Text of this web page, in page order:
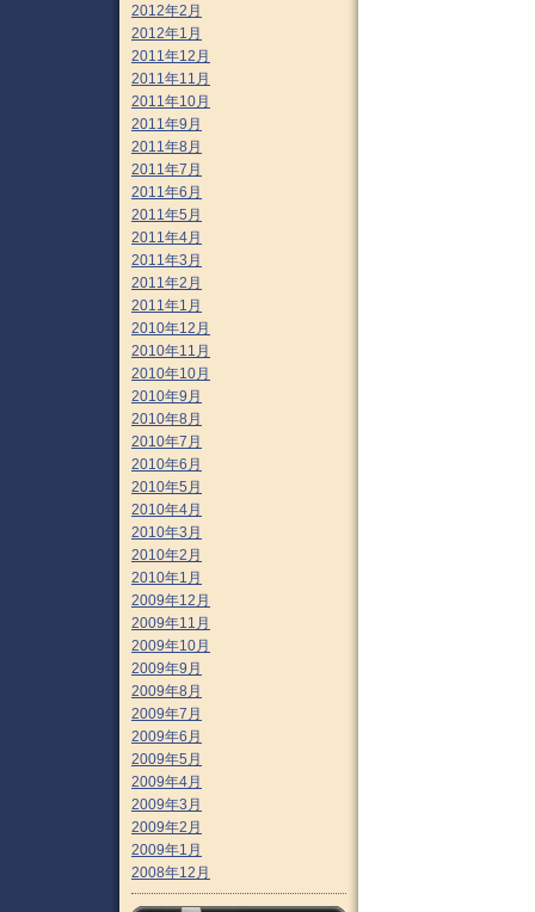
2012年2月
2012年1月
2011年12月
2011年11月
2011年10月
2011年9月
2011年8月
2011年7月
2011年6月
2011年5月
2011年4月
2011年3月
2011年2月
2011年1月
2010年12月
2010年11月
2010年10月
2010年9月
2010年8月
2010年7月
2010年6月
2010年5月
2010年4月
2010年3月
2010年2月
2010年1月
2009年12月
2009年11月
2009年10月
2009年9月
2009年8月
2009年7月
2009年6月
2009年5月
2009年4月
2009年3月
2009年2月
2009年1月
2008年12月